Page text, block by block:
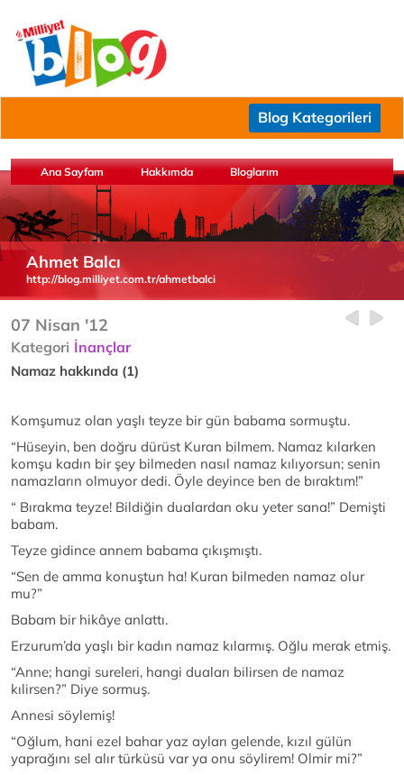
Blog Kategorileri
Ana Sayfam Hakkımda Bloglarım
Ahmet Balcı
http://blog.milliyet.com.tr/ahmetbalci
07 Nisan '12
Kategori İnançlar
Namaz hakkında (1)
Komşumuz olan yaşlı teyze bir gün babama sormuştu.
“Hüseyin, ben doğru dürüst Kuran bilmem. Namaz kılarken
komşu kadın bir şey bilmeden nasıl namaz kılıyorsun; senin
namazların olmuyor dedi. Öyle deyince ben de bıraktım!”
“ Bırakma teyze! Bildiğin dualardan oku yeter sana!” Demişti
babam.
Teyze gidince annem babama çıkışmıştı.
“Sen de amma konuştun ha! Kuran bilmeden namaz olur
mu?”
Babam bir hikâye anlattı.
Erzurum’da yaşlı bir kadın namaz kılarmış. Oğlu merak etmiş.
“Anne; hangi sureleri, hangi duaları bilirsen de namaz
kılirsen?” Diye sormuş.
Annesi söylemiş!
“Oğlum, hani ezel bahar yaz ayları gelende, kızıl gülün
yaprağını sel alır türküsü var ya onu söylirem! Olmir mi?”